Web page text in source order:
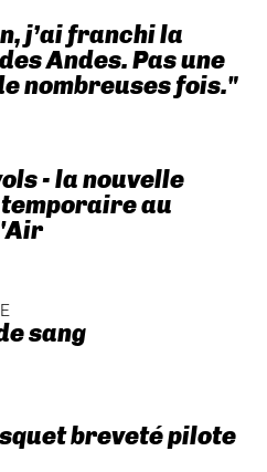
j’ai franchi la
Andes. Pas une
nombreuses fois."
- la nouvelle
au
sang
breveté pilote